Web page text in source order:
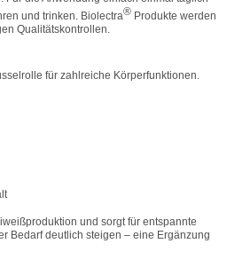
und trinken. Biolectra®Produkte werden
Qualitätskontrollen.
für zahlreiche Körperfunktionen.
und sorgt für entspannte
Bedarf deutlich steigen – eine Ergänzung